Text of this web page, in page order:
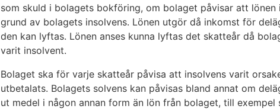
som skuld i bolagets bokföring, om bolaget påvisar att lönen
grund av bolagets insolvens. Lönen utgör då inkomst för
den kan lyftas. Lönen anses kunna lyftas det skatteår då
varit insolvent.
Bolaget ska för varje skatteår påvisa att insolvens varit
utbetalats. Bolagets solvens kan påvisas bland annat om
ut medel i någon annan form än lön från bolaget, till exempel